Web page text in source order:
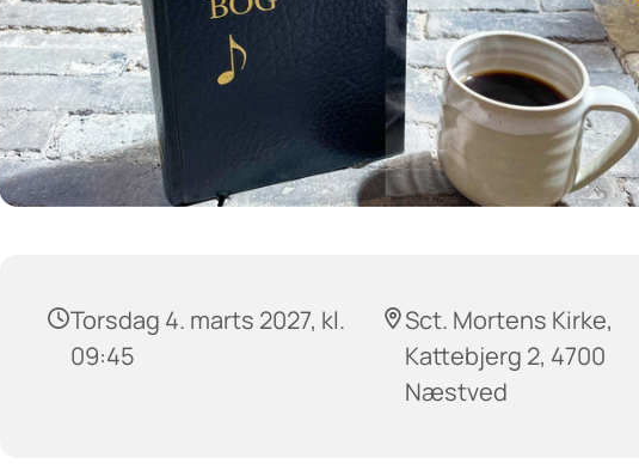
Torsdag 4. marts 2027, kl.
09:45
Sct. Mortens Kirke,
Kattebjerg 2, 4700
Næstved